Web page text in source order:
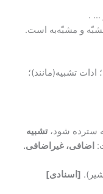
… .
و مشبّه‌به است.
تشبیه(مانند)؛
سترده شود،تشبیه
اضافی، غیراضافی.
[اسنادی]